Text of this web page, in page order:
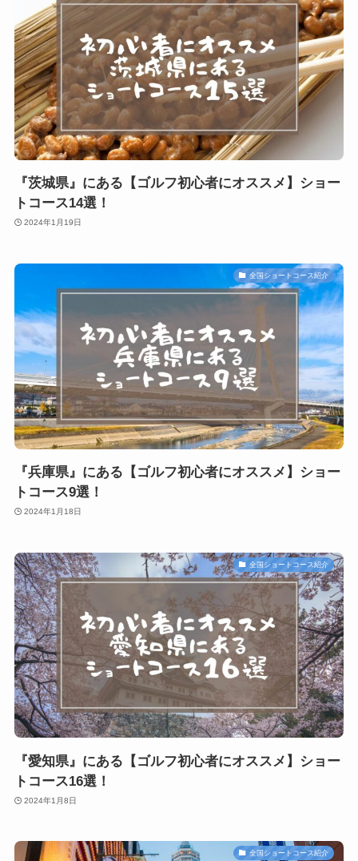
『茨城県』にある【ゴルフ初心者にオススメ】ショー
トコース14選！
2024年1月19日
全国ショートコース紹介
『兵庫県』にある【ゴルフ初心者にオススメ】ショー
トコース9選！
2024年1月18日
全国ショートコース紹介
『愛知県』にある【ゴルフ初心者にオススメ】ショー
トコース16選！
2024年1月8日
全国ショートコース紹介